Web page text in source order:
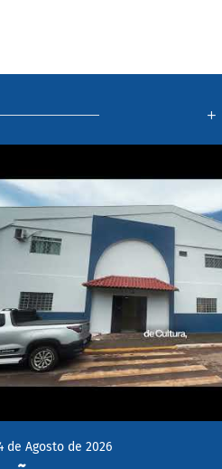
de Agosto de 2026